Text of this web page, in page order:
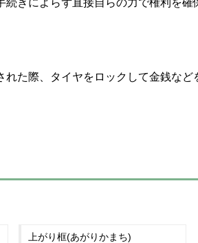
きによらず直接自らの力で権利を確
れた際、タイヤをロックして金銭な
上がり框(あがりかまち)